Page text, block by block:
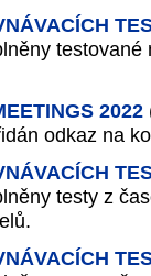
testované
2022
odkaz na
testy z